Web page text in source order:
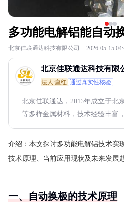
多功能电解铝能自动
北京佳联通达科技有限公司 · 2026-05-15
北京佳联通达科技有限
法人:扈红 通过真实性核验
北京佳联通达，2013年成立于北
等多样金属材料，技术经验丰富
介绍： 本文探讨多功能电解铝技术实
技术原理、当前应用现状及未来发展
一、自动换极的技术原理